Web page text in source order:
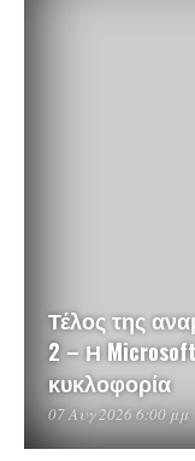
Τέλος της
2 – Η
κυκλοφορία
07 Αυγ 2026 6:00 μμ